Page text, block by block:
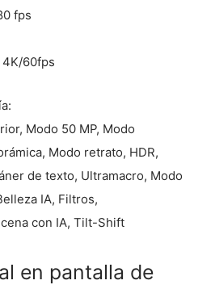
fps
4K/60fps
Modo 50 MP, Modo
Modo retrato, HDR,
de texto, Ultramacro, Modo
IA, Filtros,
con IA, Tilt-Shift
en pantalla de